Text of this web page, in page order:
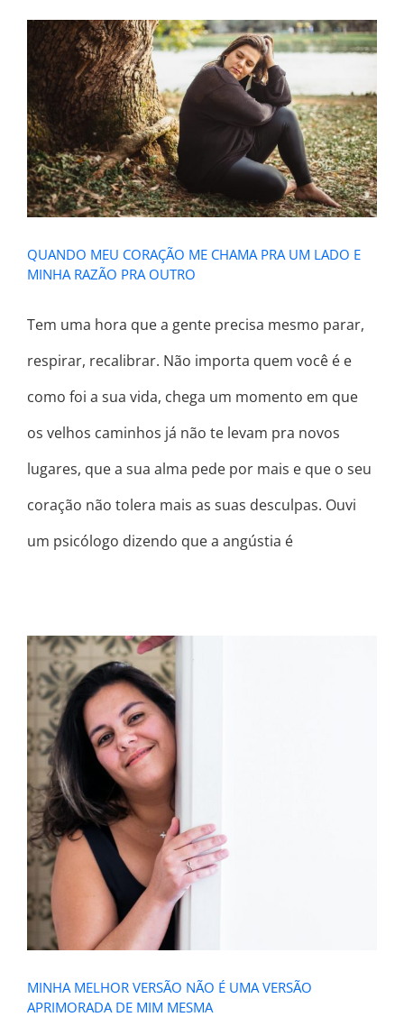
QUANDO MEU CORAÇÃO ME
CHAMA PRA UM LADO E MINHA
RAZÃO PRA OUTRO
QUANDO MEU CORAÇÃO ME CHAMA PRA UM LADO E
MINHA RAZÃO PRA OUTRO
Tem uma hora que a gente precisa mesmo parar,
respirar, recalibrar. Não importa quem você é e
como foi a sua vida, chega um momento em que
os velhos caminhos já não te levam pra novos
lugares, que a sua alma pede por mais e que o seu
coração não tolera mais as suas desculpas. Ouvi
um psicólogo dizendo que a angústia é
MINHA MELHOR VERSÃO NÃO É
UMA VERSÃO APRIMORADA DE MIM
MESMA
MINHA MELHOR VERSÃO NÃO É UMA VERSÃO
APRIMORADA DE MIM MESMA